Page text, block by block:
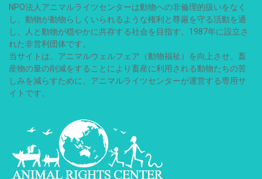
NPO法人アニマルライツセンターは動物への非倫理的扱いをなく
し、動物が動物らしくいられるような権利と尊厳を守る活動を通
し、人と動物が穏やかに共存する社会を目指す、1987年に設立さ
れた非営利団体です。
当サイトは、アニマルウェルフェア（動物福祉）を向上させ、畜
産物の量の削減をすることにより畜産に利用される動物たちの苦
しみを減らすために、アニマルライツセンターが運営する専用サ
イトです。